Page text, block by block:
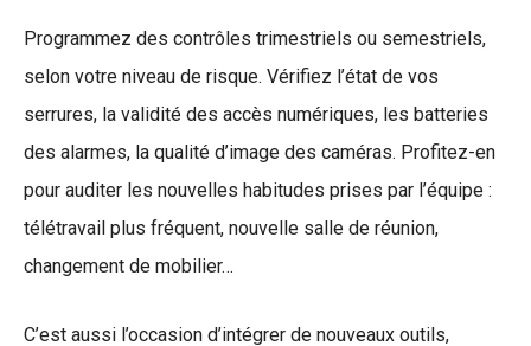
Programmez des contrôles trimestriels ou semestriels,
selon votre niveau de risque. Vérifiez l’état de vos
serrures, la validité des accès numériques, les batteries
des alarmes, la qualité d’image des caméras. Profitez-en
pour auditer les nouvelles habitudes prises par l’équipe :
télétravail plus fréquent, nouvelle salle de réunion,
changement de mobilier…
C’est aussi l’occasion d’intégrer de nouveaux outils,